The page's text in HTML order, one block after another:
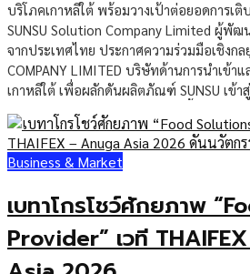
บริโภคเกาหลีใต้ พร้อมวางเป้าต่อยอดการเ
SUNSU Solution Company Limited ผู้พั
จากประเทศไทย ประกาศความร่วมมือเชิงกล
COMPANY LIMITED บริษัทด้านการนำเข้า
เกาหลีใต้ เพื่อผลักดันผลิตภัณฑ์ SUNSU เข้า
ทางการ ความร่วมมือดังกล่าวเกิดขึ้นผ่านพิธี
MOU ภายในงาน THAIFEX – Anuga Asia
อาหารและเครื่องดื่มระดับนานาชาติที่สำคัญ
ของผู้ประกอบการ ผู้ซื้อ ผู้จัดจำหน่าย และนัก
แข่งขันเฉพาะตลาดภายในประเทศ แต่เริ่มข
ภูมิภาค โดยเฉพาะตลาดเกาหลีใต้ ซึ่งเป็นหนึ่
สำคัญกับสุขภาพ ไลฟ์สไตล์ และผลิตภัณฑ์อา
ขึ้น ภายใต้ข้อตกลงนี้ GLOVERSE KOREA
Business & Market
เบทาโกรโชว์ศักยภาพ
Provider” เวที